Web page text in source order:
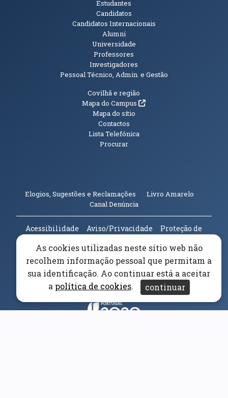
Estudantes
Candidatos
Candidatos Internacionais
Alumni
Universidade
Professores
Investigadores
Pessoal Técnico, Admin. e Gestão
Informações Adicionais
Covilhã e região
Mapa do Campus(abre em nova janela)
Mapa do sítio
Contactos
Lista Telefónica
Procurar
Elogios, Sugestões e Reclamações Livro Amarelo
Canal Denúncia(abre em nova janela)
Acessibilidade Aviso/Privacidade
Proteção de
Universidade da Beira Interior© 2026
Parceiros e Financiadores(abre em nova janela)
As cookies utilizadas neste sítio web não
recolhem informação pessoal que permitam a
sua identificação. Ao continuar está a aceitar
a política de cookies. continuar